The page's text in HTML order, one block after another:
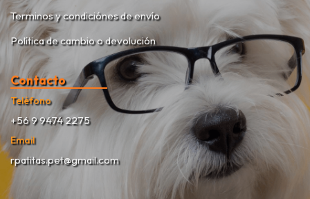
Terminos y condiciónes de envío
Política de cambio o devolución
Contacto
Teléfono
+56 9 9474 2275
Email
rpatitas.pet@gmail.com